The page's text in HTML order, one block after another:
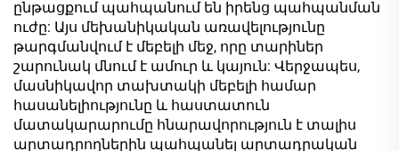
ընթացքում պահպանում են իրենց պահպանման
ուժը: Այս մեխանիկական առավելությունը
թարգմանվում է մեբելի մեջ, որը տարիներ
շարունակ մնում է ամուր և կայուն: Վերջապես,
մասնիկավոր տախտակի մեբելի համար
հասանելիությունը և հաստատուն
մատակարարումը հնարավորություն է տալիս
արտադրողներին պահպանել արտադրական